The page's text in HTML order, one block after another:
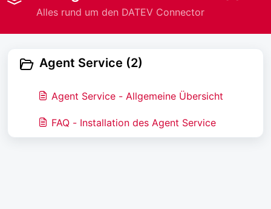
Alles rund um den DATEV Connector
Agent Service (2)
Agent Service - Allgemeine Übersicht
FAQ - Installation des Agent Service